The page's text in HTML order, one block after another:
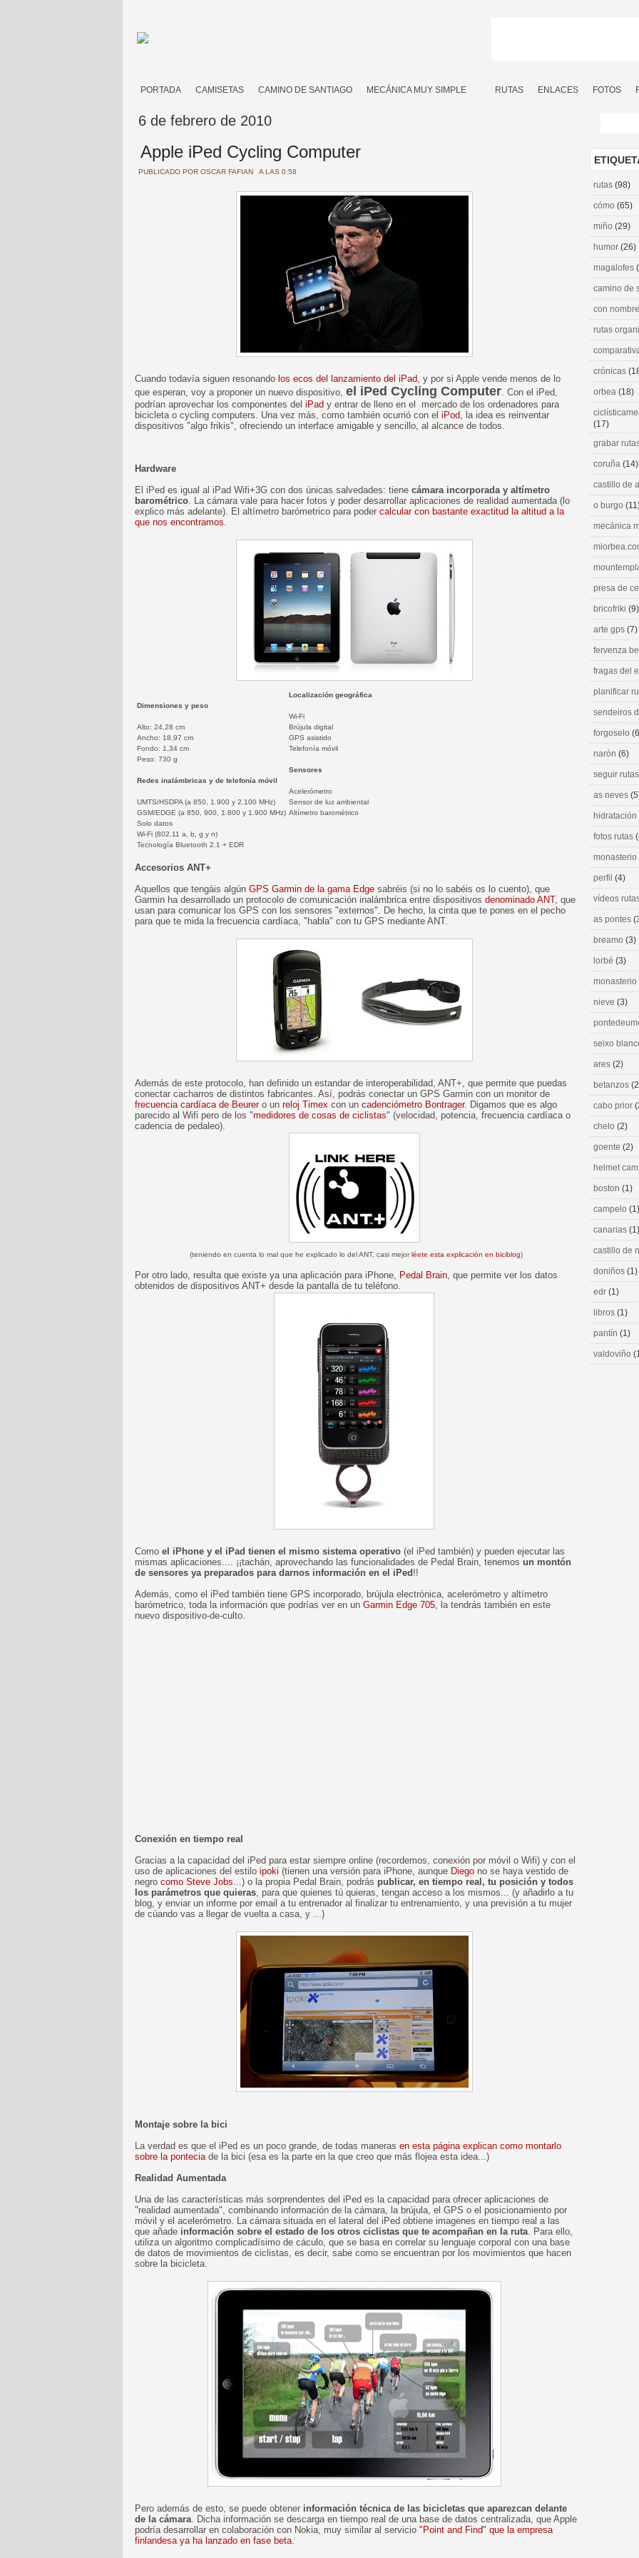
PORTADA CAMISETAS CAMINO DE SANTIAGO MECÁNICA MUY SIMPLE RUTAS ENLACES FOTOS
6 de febrero de 2010
Apple iPed Cycling Computer
PUBLICADO POR OSCAR FAFIAN A LAS 0:58
Cuando todavía siguen resonando los ecos del lanzamiento del iPad, y por si Apple vende menos de lo
que esperan, voy a proponer un nuevo dispositivo, el iPed Cycling Computer. Con el iPed,
podrían aprovechar los componentes del iPad y entrar de lleno en el mercado de los ordenadores para
bicicleta o cycling computers. Una vez más, como también ocurrió con el iPod, la idea es reinventar
dispositivos "algo frikis", ofreciendo un interface amigable y sencillo, al alcance de todos.
Hardware
El iPed es igual al iPad Wifi+3G con dos únicas salvedades: tiene cámara incorporada y altímetro
barométrico. La cámara vale para hacer fotos y poder desarrollar aplicaciones de realidad aumentada (lo
explico más adelante). El altímetro barómetrico para poder calcular con bastante exactitud la altitud a la
que nos encontramos.
Dimensiones y peso
Alto: 24,28 cm
Ancho: 18,97 cm
Fondo: 1,34 cm
Peso: 730 g
Redes inalámbricas y de telefonía móvil
UMTS/HSDPA (a 850, 1.900 y 2.100 MHz)
GSM/EDGE (a 850, 900, 1.800 y 1.900 MHz)
Solo datos
Wi-Fi (802.11 a, b, g y n)
Tecnología Bluetooth 2.1 + EDR
Localización geográfica
Wi-Fi
Brújula digital
GPS asistido
Telefonía móvil
Sensores
Acelerómetro
Sensor de luz ambiental
Altímetro barométrico
Accesorios ANT+
Aquellos que tengáis algún GPS Garmin de la gama Edge sabréis (si no lo sabéis os lo cuento), que
Garmin ha desarrollado un protocolo de comunicación inalámbrica entre dispositivos denominado ANT, que
usan para comunicar los GPS con los sensores "externos". De hecho, la cinta que te pones en el pecho
para que te mida la frecuencia cardíaca, "habla" con tu GPS mediante ANT.
Además de este protocolo, han definido un estandar de interoperabilidad, ANT+, que permite que puedas
conectar cacharros de distintos fabricantes. Así, podrás conectar un GPS Garmin con un monitor de
frecuencia cardíaca de Beurero un reloj Timex con un cadenciómetro Bontrager. Digamos que es algo
parecido al Wifi pero de los "medidores de cosas de ciclistas" (velocidad, potencia, frecuencia cardíaca o
cadencia de pedaleo).
(teniendo en cuenta lo mal que he explicado lo del ANT, casi mejorléete esta explicación en biciblog)
Por otro lado, resulta que existe ya una aplicación para iPhone, Pedal Brain, que permite ver los datos
obtenidos de dispositivos ANT+ desde la pantalla de tu teléfono.
Como el iPhone y el iPad tienen el mismo sistema operativo (el iPed también) y pueden ejecutar las
mismas aplicaciones.... ¡¡tachán, aprovechando las funcionalidades de Pedal Brain, tenemos un montón
de sensores ya preparados para darnos información en el iPed !!
Además, como el iPed también tiene GPS incorporado, brújula electrónica, acelerómetro y altímetro
barómetrico, toda la información que podrías ver en un Garmin Edge 705, la tendrás también en este
nuevo dispositivo-de-culto.
Conexión en tiempo real
Gracias a la capacidad del iPed para estar siempre online (recordemos, conexión por móvil o Wifi) y con el
uso de aplicaciones del estilo ipoki (tienen una versión para iPhone, aunque Diego no se haya vestido de
negro como Steve Jobs...) o la propia Pedal Brain, podrás publicar, en tiempo real, tu posición y todos
los parámetros que quieras, para que quienes tú quieras, tengan acceso a los mismos... (y añadirlo a tu
blog, y enviar un informe por email a tu entrenador al finalizar tu entrenamiento, y una previsión a tu mujer
de cúando vas a llegar de vuelta a casa, y ...)
Montaje sobre la bici
La verdad es que el iPed es un poco grande, de todas maneras en esta página explican como montarlo
sobre la ponteciade la bici (esa es la parte en la que creo que más flojea esta idea...)
Realidad Aumentada
Una de las características más sorprendentes del iPed es la capacidad para ofrecer aplicaciones de
"realidad aumentada", combinando información de la cámara, la brújula, el GPS o el posicionamiento por
móvil y el acelerómetro. La cámara situada en el lateral del iPed obtiene imagenes en tiempo real a las
que añade información sobre el estado de los otros ciclistas que te acompañan en la ruta. Para ello,
utiliza un algoritmo complicadísimo de cáculo, que se basa en correlar su lenguaje corporal con una base
de datos de movimientos de ciclistas, es decir, sabe como se encuentran por los movimientos que hacen
sobre la bicicleta.
Pero además de esto, se puede obtener información técnica de las bicicletas que aparezcan delante
de la cámara. Dicha información se descarga en tiempo real de una base de datos centralizada, que Apple
podría desarrollar en colaboración con Nokia, muy similar al servicio "Point and Find" que la empresa
finlandesa ya ha lanzado en fase beta.
rutas (98)
cómo (65)
miño (29)
humor (26)
magalofes
camino de
con
rutas
crónicas
orbea (18)
(17)
grabar
coruña (14)
castillo de
o burgo
mecánica
presa de
bricofriki (9)
arte gps (7)
fervenza
fragas del
planificar
sendeiros
forgoselo
narón (6)
seguir
as neves
hidratación
fotos rutas
perfil (4)
vídeos
as pontes
breamo (3)
lorbé (3)
nieve (3)
seixo
ares (2)
betanzos
cabo prior
chelo (2)
goente (2)
helmet
boston (1)
campelo (1)
canarias (1)
castillo de
doniños (1)
edr (1)
libros (1)
pantín (1)
valdoviño